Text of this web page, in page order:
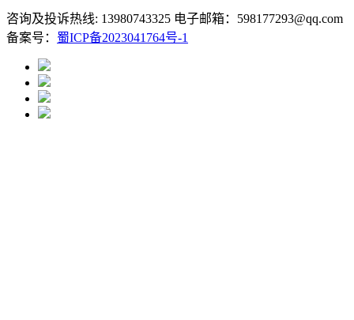
咨询及投诉热线: 13980743325 电子邮箱：598177293@qq.com
备案号： 蜀ICP备2023041764号-1